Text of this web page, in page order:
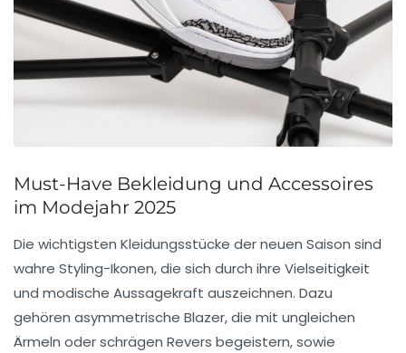
Must-Have Bekleidung und Accessoires
im Modejahr 2025
Die wichtigsten Kleidungsstücke der neuen Saison sind
wahre Styling-Ikonen, die sich durch ihre Vielseitigkeit
und modische Aussagekraft auszeichnen. Dazu
gehören asymmetrische Blazer, die mit ungleichen
Ärmeln oder schrägen Revers begeistern, sowie